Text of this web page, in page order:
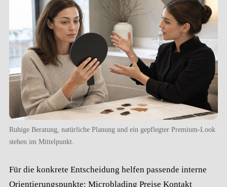
Ruhige Beratung, natürliche Planung und ein gepflegter Premium-Look
stehen im Mittelpunkt.
Für die konkrete Entscheidung helfen passende interne
Orientierungspunkte: Microblading Preise Kontakt